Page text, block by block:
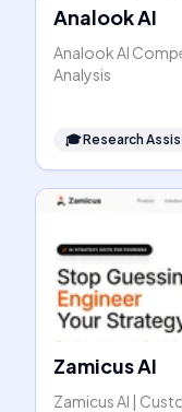
Analook AI
Analook AI
Analysis
🎓Research
Zamicus AI
Zamicus AI |